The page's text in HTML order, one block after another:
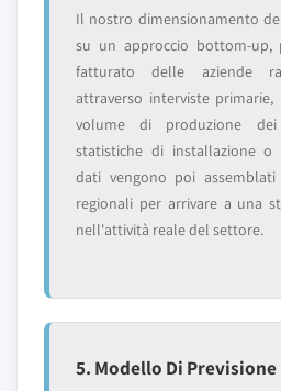
Il nostro dimensionamento
su un approccio bottom-
fatturato delle aziende
attraverso interviste
volume di produzione
statistiche di installazione o
dati vengono poi
regionali per arrivare a una
nell'attività reale del settore.
5. Modello Di Previsione